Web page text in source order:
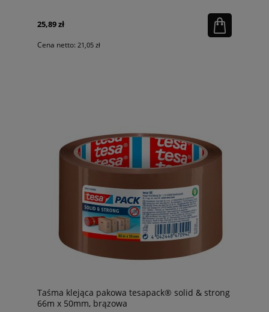
25,89 zł
Cena netto: 21,05 zł
Taśma klejąca pakowa tesapack® solid & strong
66m x 50mm, brązowa